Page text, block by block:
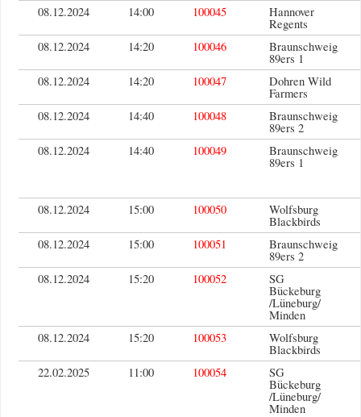
08.12.2024 14:00 100045 Hannover
Regents
08.12.2024
14:20 100046 Braunschweig
89ers 1
08.12.2024
14:20 100047 Dohren Wild
Farmers
08.12.2024
14:40 100048 Braunschweig
89ers 2
08.12.2024
14:40 100049 Braunschweig
89ers 1
08.12.2024 15:00 100050 Wolfsburg
Blackbirds
08.12.2024
15:00 100051 Braunschweig
89ers 2
08.12.2024
15:20 100052 SG
Bückeburg
/Lüneburg/
Minden
08.12.2024
15:20 100053 Wolfsburg
Blackbirds
22.02.2025
11:00 100054 SG
Bückeburg
/Lüneburg/
Minden